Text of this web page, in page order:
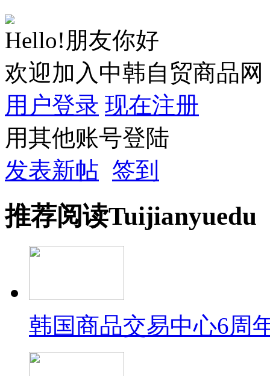
Hello!朋友你好
欢迎加入中韩自贸商品网
用户登录 现在注册
用其他账号登陆
发表新帖 签到
推荐阅读Tuijianyuedu
韩国商品交易中心6周